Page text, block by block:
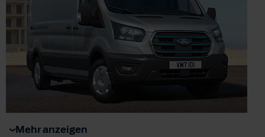
Mehr anzeigen